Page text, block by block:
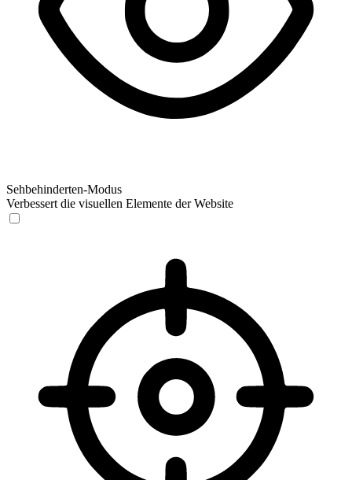
Sehbehinderten-Modus
Verbessert die visuellen Elemente der Website